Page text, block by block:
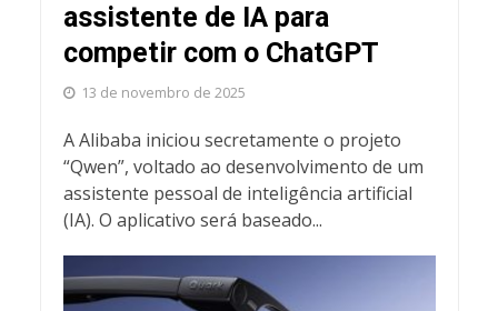
assistente de IA para
competir com o ChatGPT
13 de novembro de 2025
A Alibaba iniciou secretamente o projeto
“Qwen”, voltado ao desenvolvimento de um
assistente pessoal de inteligência artificial
(IA). O aplicativo será baseado...